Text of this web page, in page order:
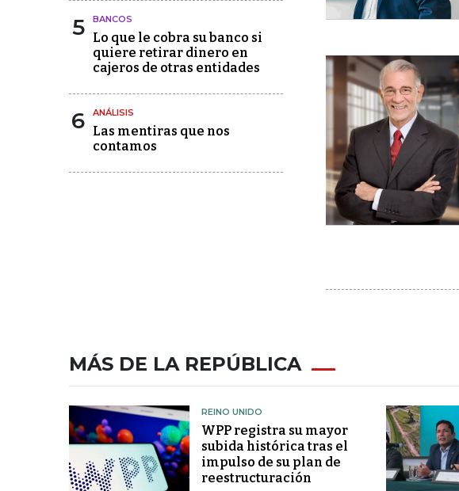
5 BANCOS
Lo que le cobra su banco si
quiere retirar dinero en
cajeros de otras entidades
6 ANÁLISIS
Las mentiras que nos
contamos
MÁS DE LA REPÚBLICA
REINO UNIDO
WPP registra su mayor
subida histórica tras el
impulso de su plan de
reestructuración